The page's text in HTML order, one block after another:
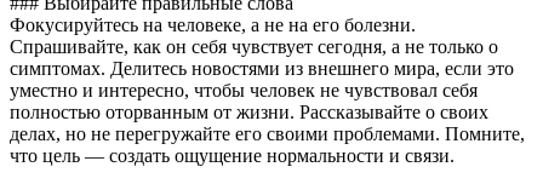
Фокусируйтесь на человеке, а не на его болезни.
Спрашивайте, как он себя чувствует сегодня, а не только о
симптомах. Делитесь новостями из внешнего мира, если это
уместно и интересно, чтобы человек не чувствовал себя
полностью оторванным от жизни. Рассказывайте о своих
делах, но не перегружайте его своими проблемами. Помните,
что цель — создать ощущение нормальности и связи.